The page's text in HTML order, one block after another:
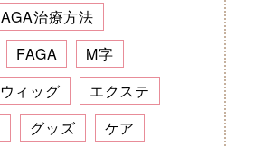
AGA治療方法
FAGA
M字
ウィッグ
エクステ
グッズ
ケア